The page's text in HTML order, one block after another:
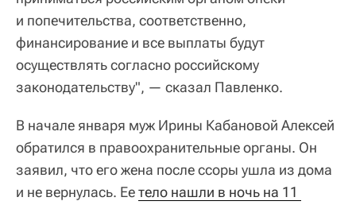
и попечительства, соответственно,
финансирование и все выплаты будут
осуществлять согласно российскому
законодательству", — сказал Павленко.
В начале января муж Ирины Кабановой Алексей
обратился в правоохранительные органы. Он
заявил, что его жена после ссоры ушла из дома
и не вернулась. Еетело нашли в ночь на 11